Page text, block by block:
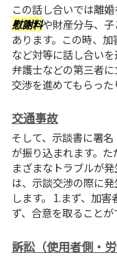
この話し合いでは離婚
慰謝料や財産分与、
あります。この時、
など対等に話し合いを
弁護士などの第三者
交渉を進めてもらっ
交通事故
そして、示談書に署名
が振り込まれます。
まざまなトラブルが
は、示談交渉の際に
します。 1.まず、加
ず、合意を取ること
訴訟（使用者側・労